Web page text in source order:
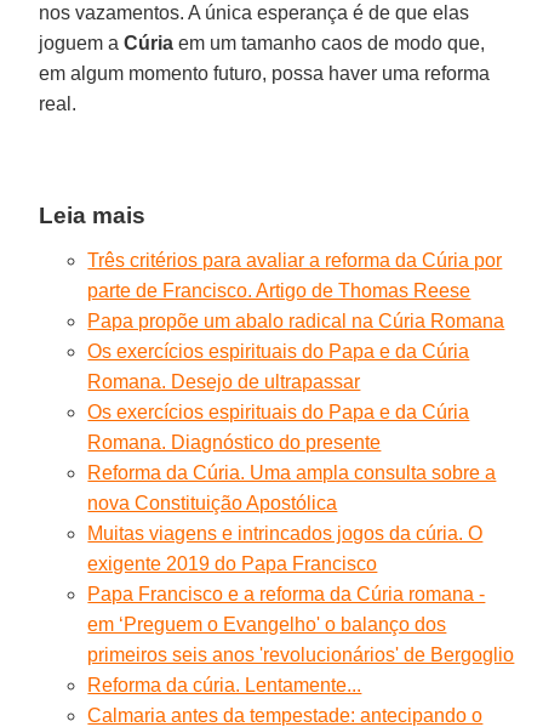
nos vazamentos. A única esperança é de que elas
joguem aCúria em um tamanho caos de modo que,
em algum momento futuro, possa haver uma reforma
real.
Leia mais
Três critérios para avaliar a reforma da Cúria por
parte de Francisco. Artigo de Thomas Reese
Papa propõe um abalo radical na Cúria Romana
Os exercícios espirituais do Papa e da Cúria
Romana. Desejo de ultrapassar
Os exercícios espirituais do Papa e da Cúria
Romana. Diagnóstico do presente
Reforma da Cúria. Uma ampla consulta sobre a
nova Constituição Apostólica
Muitas viagens e intrincados jogos da cúria. O
exigente 2019 do Papa Francisco
Papa Francisco e a reforma da Cúria romana -
em ‘Preguem o Evangelho' o balanço dos
primeiros seis anos 'revolucionários' de Bergoglio
Reforma da cúria. Lentamente...
Calmaria antes da tempestade: antecipando o